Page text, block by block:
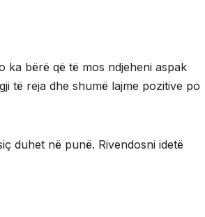
ka bërë që të mos ndjeheni aspak
të reja dhe shumë lajme pozitive po
duhet në punë. Rivendosni idetë